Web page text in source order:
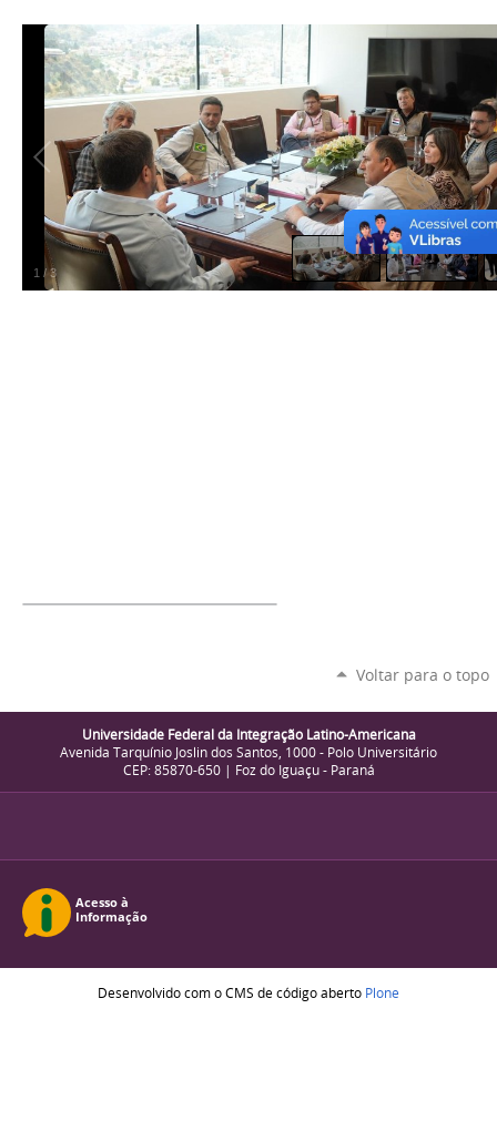
1 /3
Voltar para o topo
Universidade Federal da Integração Latino-Americana
Avenida Tarquínio Joslin dos Santos, 1000 - Polo Universitário
CEP: 85870-650 | Foz do Iguaçu - Paraná
Desenvolvido com o CMS de código aberto Plone